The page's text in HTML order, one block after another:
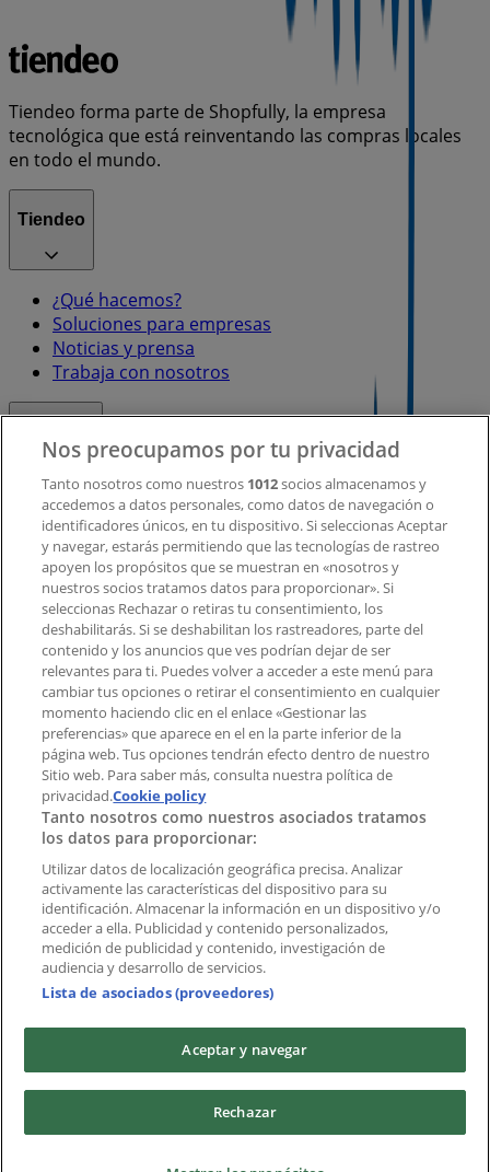
Tiendeo forma parte de Shopfully, la empresa
tecnológica que está reinventando las compras locales
en todo el mundo.
Tiendeo
¿Qué hacemos?
Soluciones para empresas
Noticias y prensa
Trabaja con nosotros
Contacto comercial y de marketing
Tienda mal colocada en el mapa
Notificar un folleto
¿Encontraste un problema en la web o en la
aplicación?
Índices
Marcas
Marcas locales
Negocios
Negocios cercanos
Productos
Productos locales
Ciudades
Descargar la APP Tiendeo
Copyright © Tiendeo ® 2026 · Shopfully Marketing S.L.U. –
Nos preocupamos por tu privacidad
Tanto nosotros como nuestros 1012socios almacenamos y
accedemos a datos personales, como datos de navegación o
identificadores únicos, en tu dispositivo. Si seleccionas Aceptar
y navegar, estarás permitiendo que las tecnologías de rastreo
apoyen los propósitos que se muestran en «nosotros y
nuestros socios tratamos datos para proporcionar». Si
seleccionas Rechazar o retiras tu consentimiento, los
deshabilitarás. Si se deshabilitan los rastreadores, parte del
contenido y los anuncios que ves podrían dejar de ser
relevantes para ti. Puedes volver a acceder a este menú para
cambiar tus opciones o retirar el consentimiento en cualquier
momento haciendo clic en el enlace «Gestionar las
preferencias» que aparece en el en la parte inferior de la
página web. Tus opciones tendrán efecto dentro de nuestro
Sitio web. Para saber más, consulta nuestra política de
privacidad.Cookie policy
Tanto nosotros como nuestros asociados tratamos
los datos para proporcionar:
Utilizar datos de localización geográfica precisa. Analizar
activamente las características del dispositivo para su
identificación. Almacenar la información en un dispositivo y/o
acceder a ella. Publicidad y contenido personalizados,
medición de publicidad y contenido, investigación de
audiencia y desarrollo de servicios.
Lista de asociados (proveedores)
Aceptar y navegar
Rechazar